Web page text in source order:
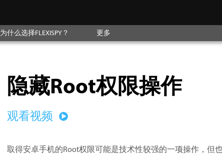
为什么选择FLEXISPY？ 更多
隐藏Root权限操作
观看视频
取得安卓手机的Root权限可能是技术性较强的一项操作，但